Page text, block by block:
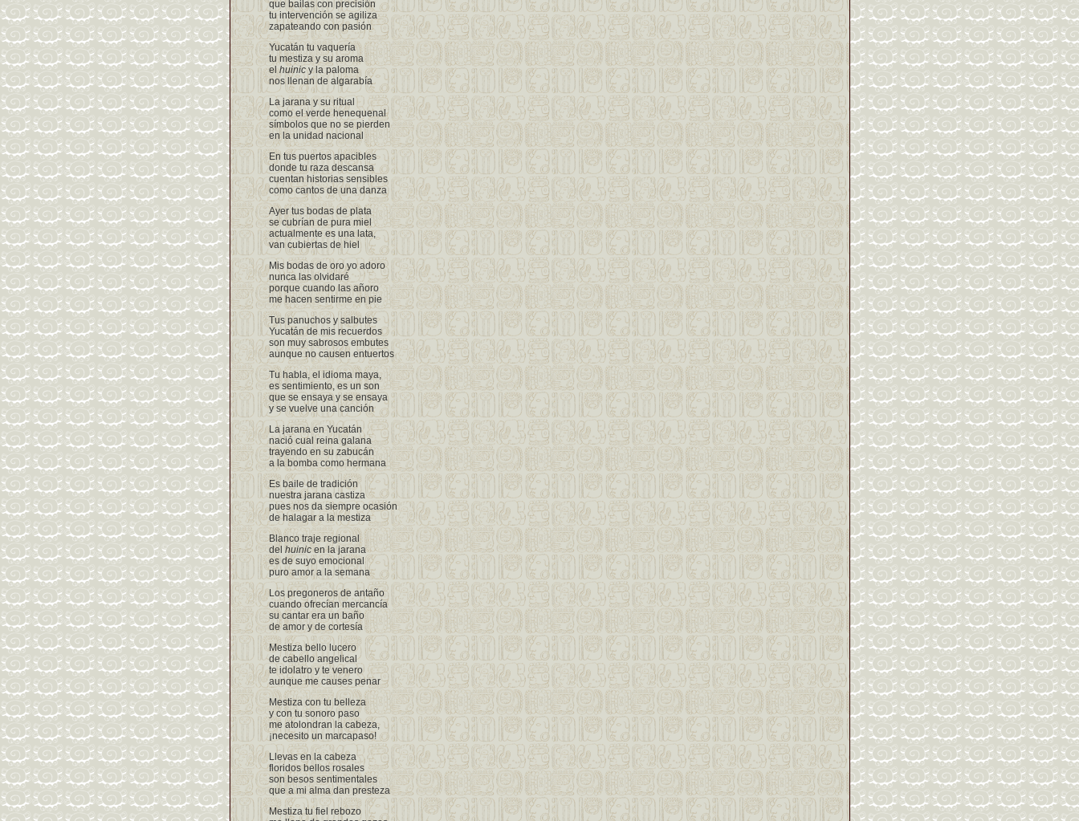
que bailas con precisión
tu intervención se agiliza
zapateando con pasión
Yucatán tu vaquería
tu mestiza y su aroma
elhuinicy la paloma
nos llenan de algarabía
La jarana y su ritual
como el verde henequenal
símbolos que no se pierden
en la unidad nacional
En tus puertos apacibles
donde tu raza descansa
cuentan historias sensibles
como cantos de una danza
Ayer tus bodas de plata
se cubrían de pura miel
actualmente es una lata,
van cubiertas de hiel
Mis bodas de oro yo adoro
nunca las olvidaré
porque cuando las añoro
me hacen sentirme en pie
Tus panuchos y salbutes
Yucatán de mis recuerdos
son muy sabrosos embutes
aunque no causen entuertos
Tu habla, el idioma maya,
es sentimiento, es un son
que se ensaya y se ensaya
y se vuelve una canción
La jarana en Yucatán
nació cual reina galana
trayendo en su zabucán
a la bomba como hermana
Es baile de tradición
nuestra jarana castiza
pues nos da siempre ocasión
de halagar a la mestiza
Blanco traje regional
del huinicen la jarana
es de suyo emocional
puro amor a la semana
Los pregoneros de antaño
cuando ofrecían mercancía
su cantar era un baño
de amor y de cortesía
Mestiza bello lucero
de cabello angelical
te idolatro y te venero
aunque me causes penar
Mestiza con tu belleza
y con tu sonoro paso
me atolondran la cabeza,
¡necesito un marcapaso!
Llevas en la cabeza
floridos bellos rosales
son besos sentimentales
que a mi alma dan presteza
Mestiza tu fiel rebozo